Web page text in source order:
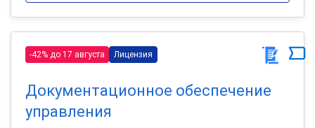
-42% до 17 августа Лицензия
Документационное обеспечение
управления